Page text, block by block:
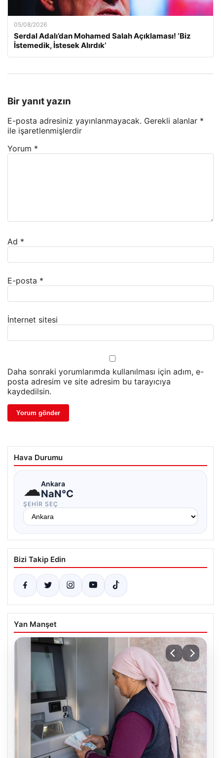
05/08/2026
Serdal Adalı’dan Mohamed Salah Açıklaması! ‘Biz
İstemedik, İstesek Alırdık’
Bir yanıt yazın
E-posta adresiniz yayınlanmayacak. Gerekli alanlar *
ile işaretlenmişlerdir
Yorum *
Ad *
E-posta *
İnternet sitesi
Daha sonraki yorumlarımda kullanılması için adım, e-
posta adresim ve site adresim bu tarayıcıya
kaydedilsin.
Hava Durumu
☁Ankara
NaN°C
ŞEHIR SEÇ
Bizi Takip Edin
Yan Manşet